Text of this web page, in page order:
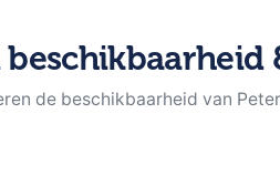
de beschikbaarheid van